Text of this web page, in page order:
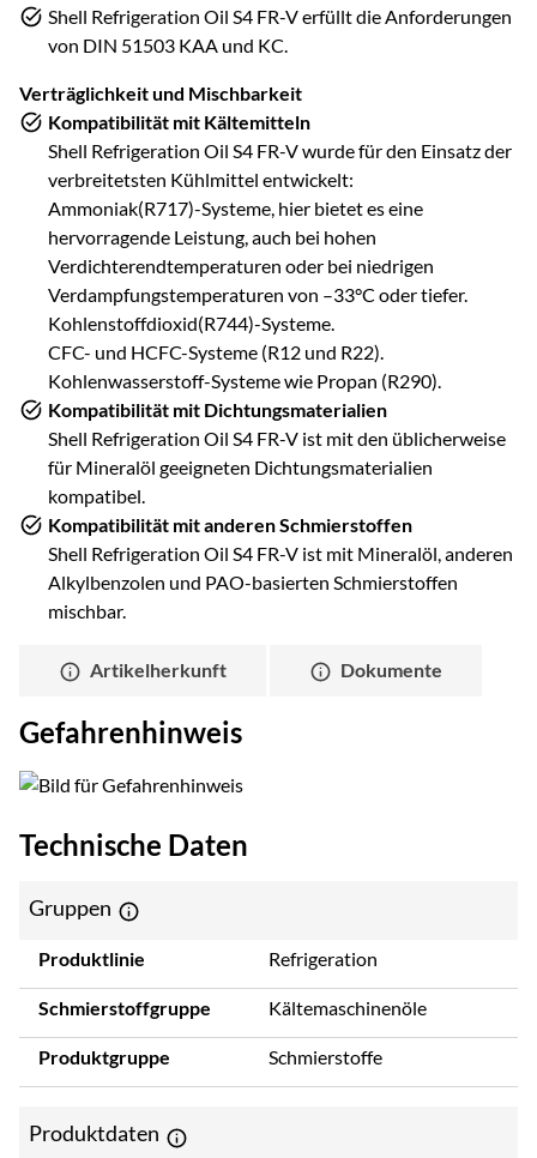
Shell Refrigeration Oil S4 FR-V erfüllt die Anforderungen
von DIN 51503 KAA und KC.
Verträglichkeit und Mischbarkeit
Kompatibilität mit Kältemitteln
Shell Refrigeration Oil S4 FR-V wurde für den Einsatz der
verbreitetsten Kühlmittel entwickelt:
Ammoniak(R717)-Systeme, hier bietet es eine
hervorragende Leistung, auch bei hohen
Verdichterendtemperaturen oder bei niedrigen
Verdampfungstemperaturen von –33°C oder tiefer.
Kohlenstoffdioxid(R744)-Systeme.
CFC- und HCFC-Systeme (R12 und R22).
Kohlenwasserstoff-Systeme wie Propan (R290).
Kompatibilität mit Dichtungsmaterialien
Shell Refrigeration Oil S4 FR-V ist mit den üblicherweise
für Mineralöl geeigneten Dichtungsmaterialien
kompatibel.
Kompatibilität mit anderen Schmierstoffen
Shell Refrigeration Oil S4 FR-V ist mit Mineralöl, anderen
Alkylbenzolen und PAO-basierten Schmierstoffen
mischbar.
Artikelherkunft Dokumente
Gefahrenhinweis
Technische Daten
Gruppen
Produktlinie Refrigeration
Schmierstoffgruppe Kältemaschinenöle
Produktgruppe Schmierstoffe
Produktdaten